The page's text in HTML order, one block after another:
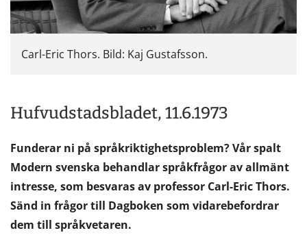
Carl-Eric Thors. Bild: Kaj Gustafsson.
Hufvudstadsbladet, 11.6.1973
Funderar ni på språkriktighetsproblem? Vår spalt
Modern svenska behandlar språkfrågor av allmänt
intresse, som besvaras av professor Carl-Eric Thors.
Sänd in frågor till Dagboken som vidarebefordrar
dem till språkvetaren.